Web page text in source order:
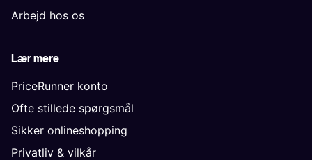
Arbejd hos os
Lær mere
PriceRunner konto
Ofte stillede spørgsmål
Sikker onlineshopping
Privatliv & vilkår